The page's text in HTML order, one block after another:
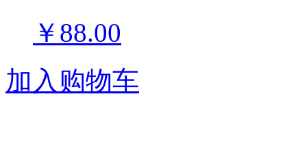
￥88.00
加入购物车